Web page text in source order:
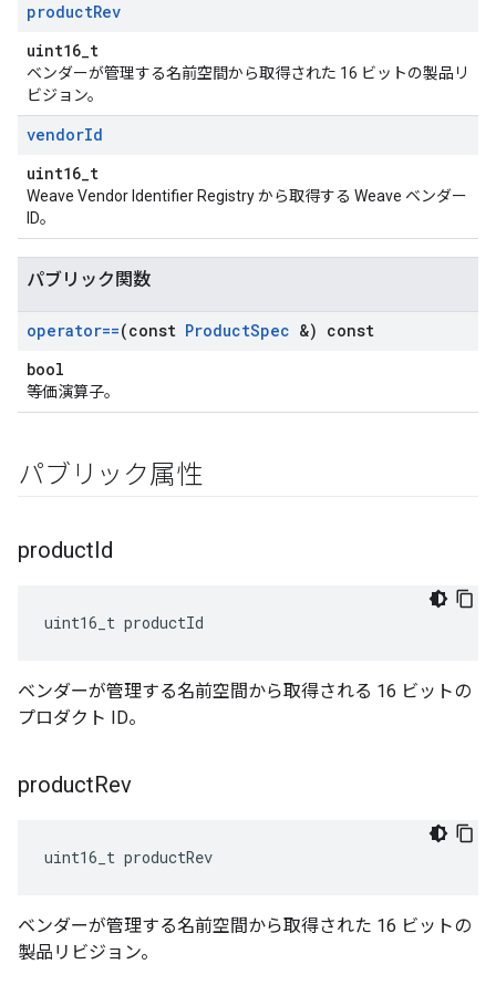
productRev
uint16_t
ベンダーが管理する名前空間から取得された 16 ビットの製品リ
ビジョン。
vendorId
uint16_t
Weave Vendor Identifier Registry から取得する Weave ベンダー
ID。
パブリック関数
operator==(const ProductSpec &) const
bool
等価演算子。
パブリック属性
productId
uint16_t productId
ベンダーが管理する名前空間から取得される 16 ビットの
プロダクト ID。
productRev
uint16_t productRev
ベンダーが管理する名前空間から取得された 16 ビットの
製品リビジョン。